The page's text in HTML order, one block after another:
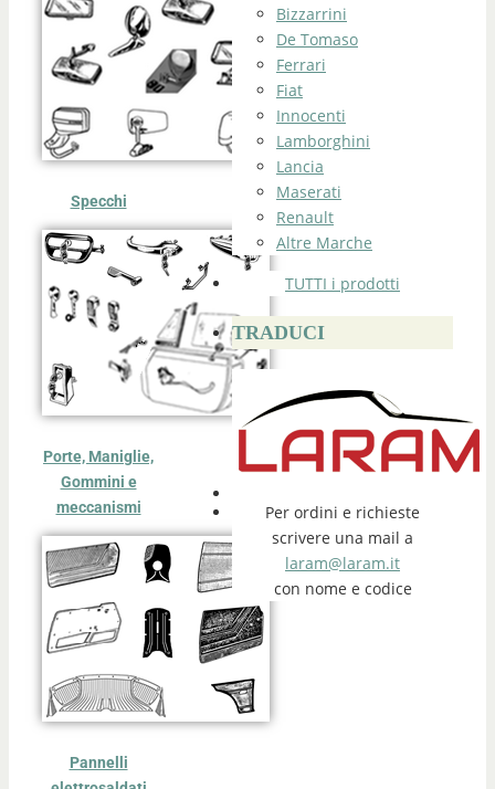
Specchi
Porte, Maniglie,
Gommini e
meccanismi
Pannelli
Bizzarrini
De Tomaso
Ferrari
Fiat
Innocenti
Lamborghini
Lancia
Maserati
Renault
Altre Marche
TUTTI i prodotti
TRADUCI
Per ordini e richieste
scrivere una mail a
laram@laram.it
con nome e codice